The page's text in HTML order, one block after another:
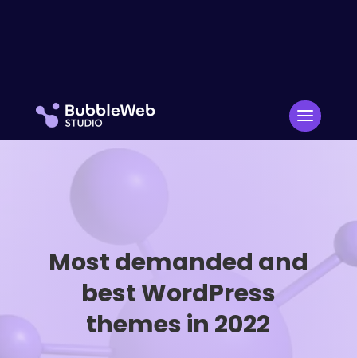
Most demanded and
best WordPress
themes in 2022